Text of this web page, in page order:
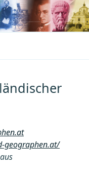
geographen.at/